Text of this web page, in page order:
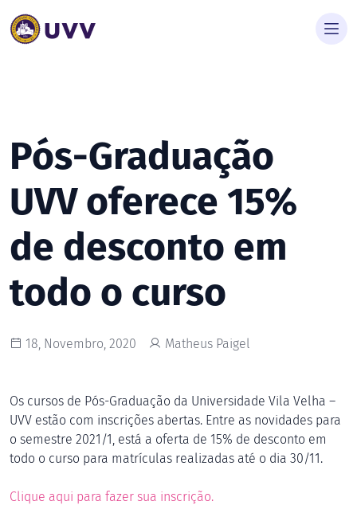
Pós-Graduação
UVV oferece 15%
de desconto em
todo o curso
18, Novembro, 2020 Matheus Paigel
Os cursos de Pós-Graduação da Universidade Vila Velha –
UVV estão com inscrições abertas. Entre as novidades para
o semestre 2021/1, está a oferta de 15% de desconto em
todo o curso para matrículas realizadas até o dia 30/11.
Clique aqui para fazer sua inscrição.